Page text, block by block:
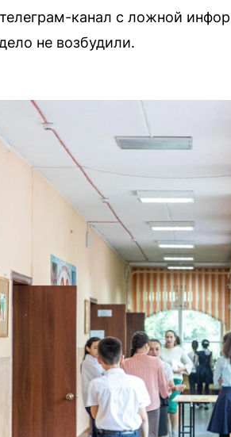
канал с ложной
не возбудили.